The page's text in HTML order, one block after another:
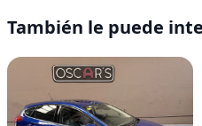
También le puede